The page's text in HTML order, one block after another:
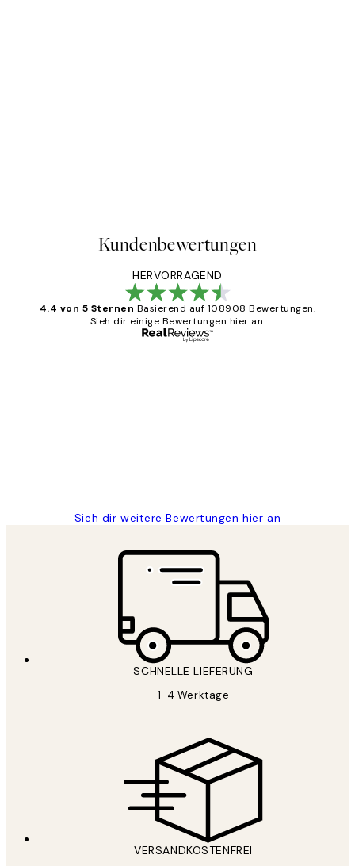
Kundenbewertungen
HERVORRAGEND
4.4 von 5 Sternen Basierend auf 108908 Bewertungen.
Sieh dir einige Bewertungen hier an.
Sieh dir weitere Bewertungen hier an
SCHNELLE LIEFERUNG
1-4 Werktage
VERSANDKOSTENFREI